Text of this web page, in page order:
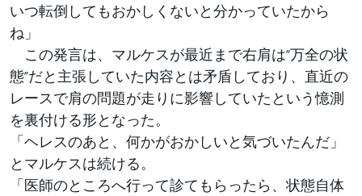
いつ転倒してもおかしくないと分かっていたから
ね」
この発言は、マルケスが最近まで右肩は“万全の状
態”だと主張していた内容とは矛盾しており、直近の
レースで肩の問題が走りに影響していたという憶測
を裏付ける形となった。
「ヘレスのあと、何かがおかしいと気づいたんだ」
とマルケスは続ける。
「医師のところへ行って診てもらったら、状態自体